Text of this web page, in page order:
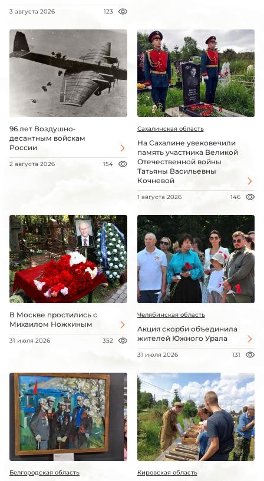
3 августа 2026 123
96 лет Воздушно-
десантным войскам
России
2 августа 2026 154
Сахалинская область
На Сахалине увековечили
память участника Великой
Отечественной войны
Татьяны Васильевны
Кочневой
1 августа 2026 146
В Москве простились с
Михаилом Ножкиным
31 июля 2026 352
Челябинская область
Акция скорби объединила
жителей Южного Урала
31 июля 2026 131
Белгородская область Кировская область